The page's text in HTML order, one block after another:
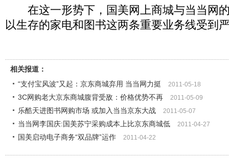
在这一形势下，国美网上商城与当当网
以生存的家电和图书这两条重要业务线受到
相关报道：
“支付宝风波”又起：京东商城弃用 当当网力挺
2011-05-18
3C网购老大京东商城腹背受敌：价格优势不再 2011-05-09
乐酷天进图书网购市场 或加入当当京东大战 2011-05-07
当当网李国庆:国美苏宁采购成本上比京东商城低 2011-04-27
国美启动电子商务“双品牌”运作 2011-04-22